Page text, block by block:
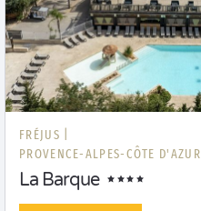
FRÉJUS |
PROVENCE-ALPES-CÔTE D'AZUR
La Barque